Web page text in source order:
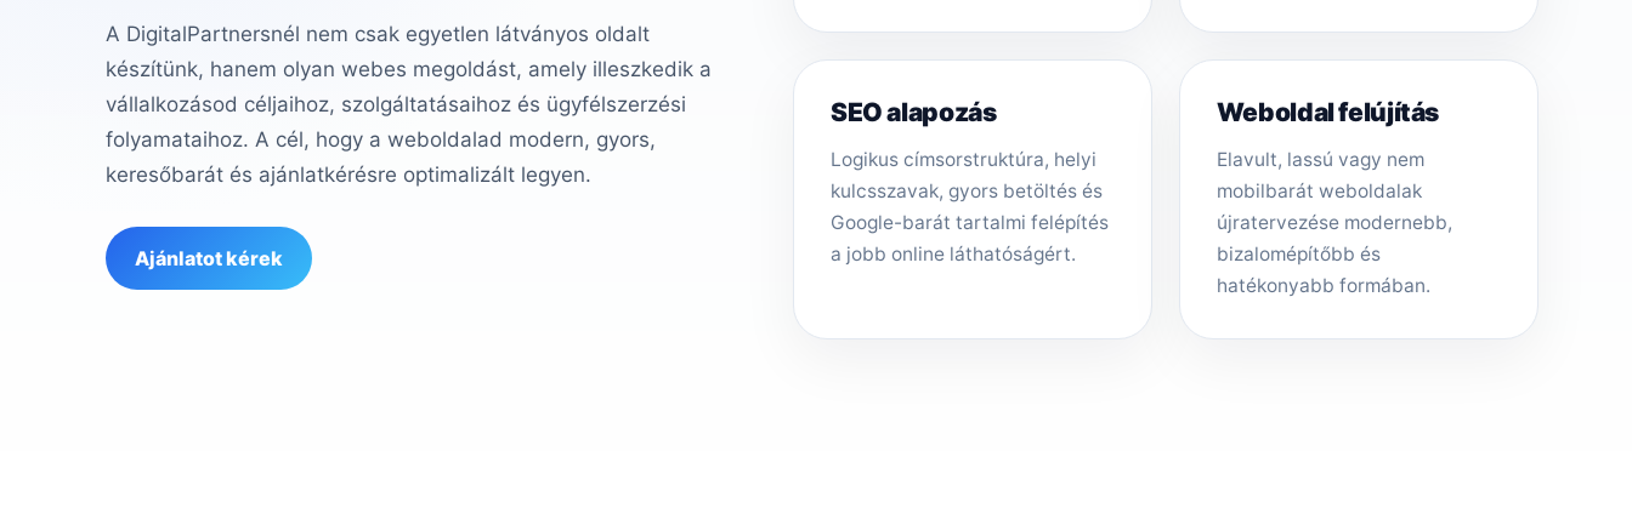
A DigitalPartnersnél nem csak egyetlen látványos oldalt
készítünk, hanem olyan webes megoldást, amely illeszkedik a
vállalkozásod céljaihoz, szolgáltatásaihoz és ügyfélszerzési
folyamataihoz. A cél, hogy a weboldalad modern, gyors,
keresőbarát és ajánlatkérésre optimalizált legyen.
Ajánlatot kérek
SEO alapozás
Logikus címsorstruktúra, helyi
kulcsszavak, gyors betöltés és
Google-barát tartalmi felépítés
a jobb online láthatóságért.
Weboldal felújítás
Elavult, lassú vagy nem
mobilbarát weboldalak
újratervezése modernebb,
bizalomépítőbb és
hatékonyabb formában.